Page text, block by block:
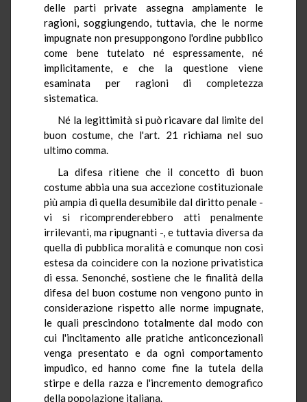
delle parti private assegna ampiamente le
ragioni, soggiungendo, tuttavia, che le norme
impugnate non presuppongono l'ordine pubblico
come bene tutelato né espressamente, né
implicitamente, e che la questione viene
esaminata per ragioni di completezza
sistematica.
Né la legittimità si può ricavare dal limite del
buon costume, che l'art. 21 richiama nel suo
ultimo comma.
La difesa ritiene che il concetto di buon
costume abbia una sua accezione costituzionale
più ampia di quella desumibile dal diritto penale -
vi si ricomprenderebbero atti penalmente
irrilevanti, ma ripugnanti -, e tuttavia diversa da
quella di pubblica moralità e comunque non così
estesa da coincidere con la nozione privatistica
di essa. Senonché, sostiene che le finalità della
difesa del buon costume non vengono punto in
considerazione rispetto alle norme impugnate,
le quali prescindono totalmente dal modo con
cui l'incitamento alle pratiche anticoncezionali
venga presentato e da ogni comportamento
impudico, ed hanno come fine la tutela della
stirpe e della razza e l'incremento demografico
della popolazione italiana.